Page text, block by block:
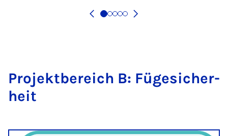
Pro­jekt­be­reich B: Fü­ge­si­cher­
heit